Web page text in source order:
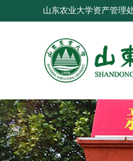
山东农业大学资产管理